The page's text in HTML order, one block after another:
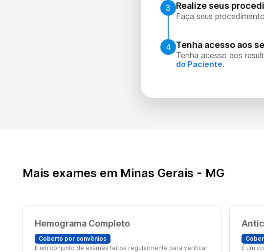
3 Realize seus
Faça seus
4 Tenha acesso aos
Tenha acesso aos
do Paciente.
Mais exames em Minas Gerais - MG
Hemograma Completo
Coberto por convênios
É um conjunto de exames feitos regularmente para verificar
É um